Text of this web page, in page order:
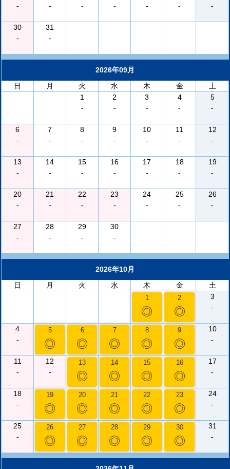
-
-
-
-
-
-
-
30
-
31
-
2026年09月
日
月 火 水 木 金
土
1
-
2
-
3
-
4
-
5
-
6
-
7
-
8
-
9
-
10
-
11
-
12
-
13
-
14
-
15
-
16
-
17
-
18
-
19
-
20
-
21
-
22
-
23
-
24
-
25
-
26
-
27
-
28
-
29
-
30
-
2026年10月
日
月 火 水 木 金 土
1
◎
2
◎
3
-
4
-
5
◎
6
◎
7
◎
8
◎
9
◎
10
-
11
-
12
-
13
◎
14
◎
15
◎
16
◎
17
-
18
-
19
◎
20
◎
21
◎
22
◎
23
◎
24
-
25
-
26
◎
27
◎
28
◎
29
◎
30
◎
31
-